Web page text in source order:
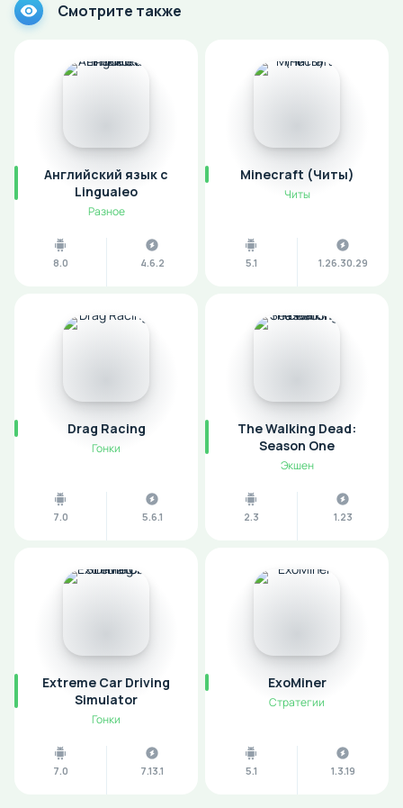
Смотрите также
Английский язык с
Lingualeo
Разное
8.0 4.6.2
Minecraft (Читы)
Читы
5.1 1.26.30.29
Drag Racing
Гонки
7.0 5.6.1
The Walking Dead:
Season One
Экшен
2.3 1.23
Extreme Car Driving
Simulator
Гонки
7.0 7.13.1
ExoMiner
Стратегии
5.1 1.3.19